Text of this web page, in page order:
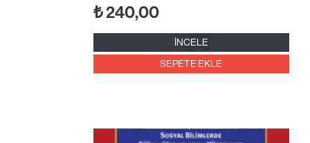
₺240,00
İNCELE
SEPETE EKLE